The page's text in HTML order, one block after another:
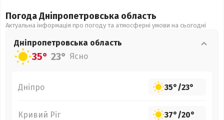
Погода Дніпропетровська область
Актуальна інформація про погоду та атмосферні умови на сьогодні
Дніпропетровська область
35° 23° Ясно
Дніпро 35°/23°
Кривий Ріг 37°/20°